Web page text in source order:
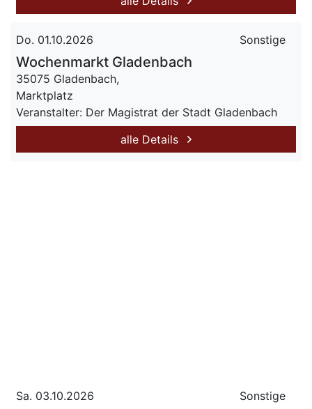
Do. 01.10.2026 Sonstige
Wochenmarkt Gladenbach
35075 Gladenbach,
Marktplatz
Veranstalter: Der Magistrat der Stadt Gladenbach
alle Details
Sa. 03.10.2026 Sonstige